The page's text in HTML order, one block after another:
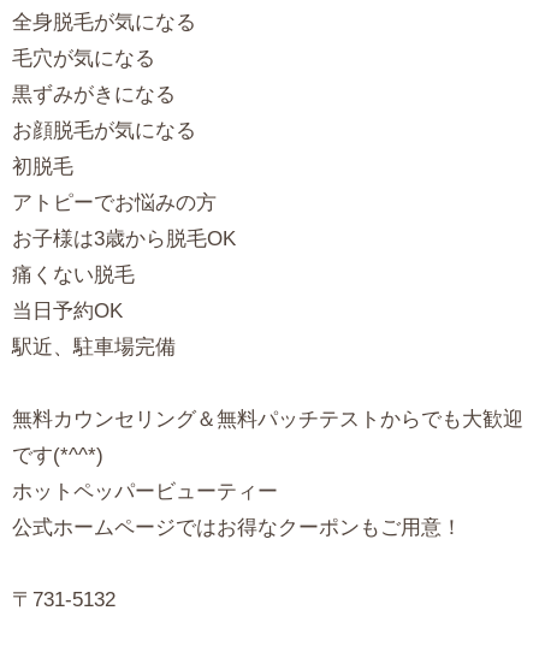
全身脱毛が気になる
毛穴が気になる
黒ずみがきになる
お顔脱毛が気になる
初脱毛
アトピーでお悩みの方
お子様は3歳から脱毛OK
痛くない脱毛
当日予約OK
駅近、駐車場完備
無料カウンセリング＆無料パッチテストからでも大歓迎
です(*^^*)
ホットペッパービューティー
公式ホームページではお得なクーポンもご用意！
〒731-5132